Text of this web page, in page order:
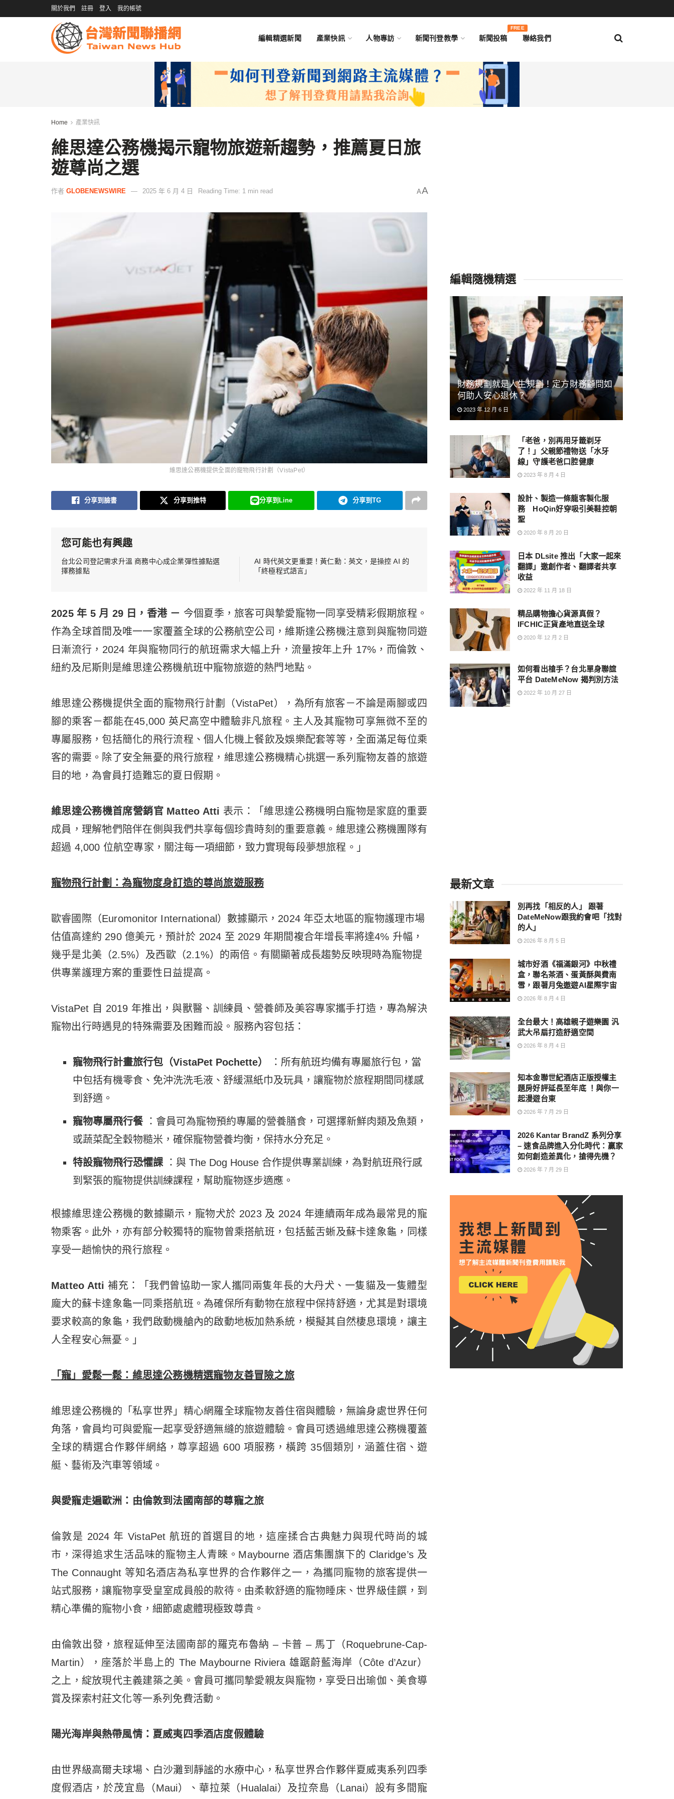
關於我們 註冊 登入 我的帳號
編輯精選新聞 產業快訊 人物專訪 新聞刊登教學 新聞投稿
FREE
聯絡我們
Home 產業快訊
維思達公務機揭示寵物旅遊新趨勢，推薦夏日旅
遊尊尚之選
作者 GLOBENEWSWIRE 2025 年 6 月 4 日 Reading Time: 1 min read AA
維思達公務機提供全面的寵物飛行計劃（VistaPet）
分享到臉書 分享到推特 分享到Line 分享到TG
您可能也有興趣
台北公司登記需求升溫 商務中心成企業彈性據點選
擇務據點
AI 時代英文更重要！黃仁勳：英文，是操控 AI 的
「終極程式語言」
2025 年 5 月 29 日，香港 － 今個夏季，旅客可與摯愛寵物一同享受精彩假期旅程。
作為全球首間及唯一一家覆蓋全球的公務航空公司，維斯達公務機注意到與寵物同遊
日漸流行，2024 年與寵物同行的航班需求大幅上升，流量按年上升 17%，而倫敦、
紐約及尼斯則是維思達公務機航班中寵物旅遊的熱門地點。
維思達公務機提供全面的寵物飛行計劃（VistaPet），為所有旅客－不論是兩腳或四
腳的乘客－都能在45,000 英尺高空中體驗非凡旅程。主人及其寵物可享無微不至的
專屬服務，包括簡化的飛行流程、個人化機上餐飲及娛樂配套等等，全面滿足每位乘
客的需要。除了安全無憂的飛行旅程，維思達公務機精心挑選一系列寵物友善的旅遊
目的地，為會員打造難忘的夏日假期。
維思達公務機首席營銷官 Matteo Atti 表示：「維思達公務機明白寵物是家庭的重要
成員，理解牠們陪伴在側與我們共享每個珍貴時刻的重要意義。維思達公務機團隊有
超過 4,000 位航空專家，關注每一項細節，致力實現每段夢想旅程。」
寵物飛行計劃：為寵物度身訂造的尊尚旅遊服務
歐睿國際（Euromonitor International）數據顯示，2024 年亞太地區的寵物護理市場
估值高達約 290 億美元，預計於 2024 至 2029 年期間複合年增長率將達4% 升幅，
幾乎是北美（2.5%）及西歐（2.1%）的兩倍。有關顯著成長趨勢反映現時為寵物提
供專業護理方案的重要性日益提高。
VistaPet 自 2019 年推出，與獸醫、訓練員、營養師及美容專家攜手打造，專為解決
寵物出行時遇見的特殊需要及困難而設。服務內容包括：
寵物飛行計畫旅行包（VistaPet Pochette）
：所有航班均備有專屬旅行包，當
中包括有機零食、免沖洗洗毛液、舒緩濕紙巾及玩具，讓寵物於旅程期間同樣感
到舒適。
寵物專屬飛行餐 ：會員可為寵物預約專屬的營養膳食，可選擇新鮮肉類及魚類，
或蔬菜配全穀物糙米，確保寵物營養均衡，保持水分充足。
特設寵物飛行恐懼課：與 The Dog House 合作提供專業訓練，為對航班飛行感
到緊張的寵物提供訓練課程，幫助寵物逐步適應。
根據維思達公務機的數據顯示，寵物犬於 2023 及 2024 年連續兩年成為最常見的寵
物乘客。此外，亦有部分較獨特的寵物曾乘搭航班，包括藍舌蜥及蘇卡達象龜，同樣
享受一趟愉快的飛行旅程。
Matteo Atti補充：「我們曾協助一家人攜同兩隻年長的大丹犬、一隻貓及一隻體型
龐大的蘇卡達象龜一同乘搭航班。為確保所有動物在旅程中保持舒適，尤其是對環境
要求較高的象龜，我們啟動機艙內的啟動地板加熱系統，模擬其自然棲息環境，讓主
人全程安心無憂。」
「寵」愛鬆一鬆：維思達公務機精選寵物友善冒險之旅
維思達公務機的「私享世界」精心網羅全球寵物友善住宿與體驗，無論身處世界任何
角落，會員均可與愛寵一起享受舒適無縫的旅遊體驗。會員可透過維思達公務機覆蓋
全球的精選合作夥伴網絡，尊享超過 600 項服務，橫跨 35個類別，涵蓋住宿、遊
艇、藝術及汽車等領域。
與愛寵走遍歐洲：由倫敦到法國南部的尊寵之旅
倫敦是 2024 年 VistaPet 航班的首選目的地，這座揉合古典魅力與現代時尚的城
市，深得追求生活品味的寵物主人青睞。Maybourne 酒店集團旗下的 Claridge’s 及
The Connaught 等知名酒店為私享世界的合作夥伴之一，為攜同寵物的旅客提供一
站式服務，讓寵物享受皇室成員般的款待。由柔軟舒適的寵物睡床、世界級佳饌，到
精心準備的寵物小食，細節處處體現極致尊貴。
由倫敦出發，旅程延伸至法國南部的羅克布魯納 – 卡普 – 馬丁（Roquebrune-Cap-
Martin），座落於半島上的 The Maybourne Riviera 雄踞蔚藍海岸（Côte d’Azur）
之上，綻放現代主義建築之美。會員可攜同摯愛親友與寵物，享受日出瑜伽、美食導
賞及探索村莊文化等一系列免費活動。
陽光海岸與熱帶風情：夏威夷四季酒店度假體驗
由世界級高爾夫球場、白沙灘到靜謐的水療中心，私享世界合作夥伴夏威夷系列四季
度假酒店，於茂宜島（Maui）、華拉萊（Hualalai）及拉奈島（Lanai）設有多間寵
編輯隨機精選
財務規劃就是人生規劃！定方財務顧問如
何助人安心退休？
2023 年 12 月 6 日
「老爸，別再用牙籤剃牙
了！」父親節禮物送「水牙
線」守護老爸口腔健康
2023 年 8 月 4 日
設計、製造一條龍客製化服
務 HoQin好穿吸引美鞋控朝
聖
2020 年 8 月 20 日
日本 DLsite 推出「大家一起來
翻譯」邀創作者、翻譯者共享
收益
2022 年 11 月 18 日
精品購物擔心貨源真假？
IFCHIC正貨產地直送全球
2020 年 12 月 2 日
如何看出槍手？台北單身聯誼
平台 DateMeNow 揭判別方法
2022 年 10 月 27 日
最新文章
別再找「相反的人」 跟著
DateMeNow跟我約會吧「找對
的人」
2026 年 8 月 5 日
城市好酒《福滿銀河》中秋禮
盒，聯名茶酒、蛋黃酥與費南
雪，跟著月兔遨遊AI星際宇宙
2026 年 8 月 4 日
全台最大！高雄親子遊樂園 汎
武大吊扇打造舒適空間
2026 年 8 月 4 日
知本金聯世紀酒店正版授權主
題房好評延長至年底 ！與你一
起漫遊台東
2026 年 7 月 29 日
2026 Kantar BrandZ 系列分享
– 速食品牌進入分化時代：贏家
如何創造差異化，搶得先機？
2026 年 7 月 29 日